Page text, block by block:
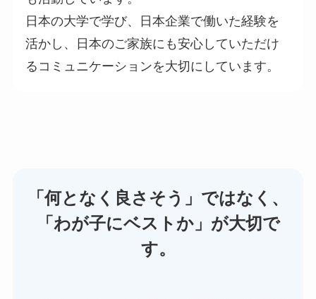
日本の大学で学び、日本企業で働いた経験を
活かし、日本のご家族にも安心していただけ
るコミュニケーションを大切にしています。
「何となく良さそう」ではなく、
「わが子にベストか」が大切で
す。